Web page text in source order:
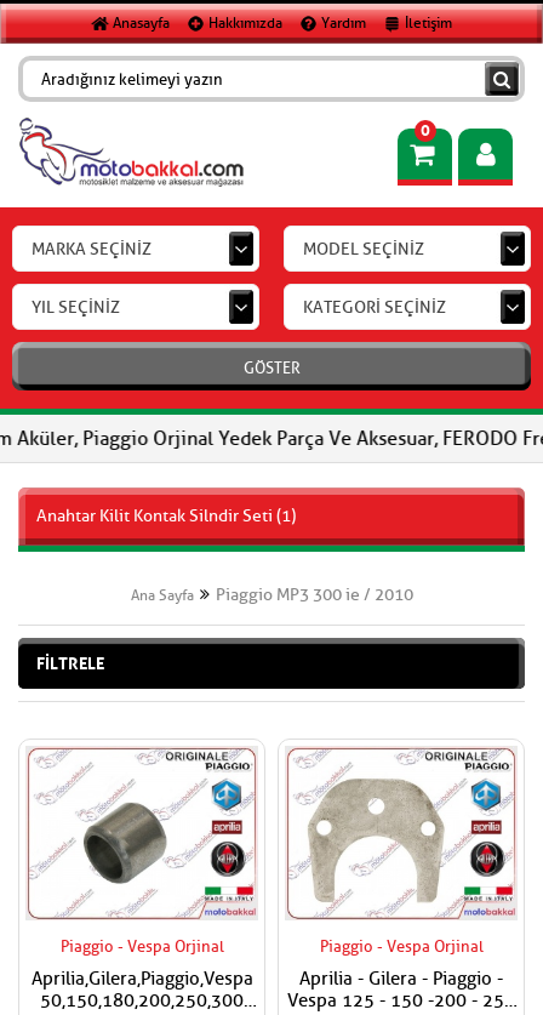
Anasayfa Hakkımızda Yardım İletişim
0
MARKA SEÇİNİZ MODEL SEÇİNİZ
YIL SEÇİNİZ KATEGORİ SEÇİNİZ
GÖSTER
Orjinal Yedek Parça Ve Aksesuar, FERODO Fren
Anahtar Kilit Kontak Silndir Seti (1)
Ana Sayfa Piaggio MP3 300 ie / 2010
FİLTRELE
Piaggio - Vespa Orjinal
Aprilia,Gilera,Piaggio,Vespa
50,150,180,200,250,300
Piaggio - Vespa Orjinal
Aprilia - Gilera - Piaggio -
Vespa 125 - 150 -200 - 250